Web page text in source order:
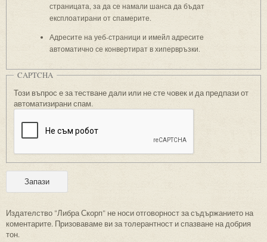
страницата, за да се намали шанса да бъдат
експлоатирани от спамерите.
Адресите на уеб-страници и имейл адресите
автоматично се конвертират в хипервръзки.
CAPTCHA
Този въпрос е за тестване дали или не сте човек и да предпази от
автоматизирани спам.
Издателство "Либра Скорп" не носи отговорност за съдържанието на
коментарите. Призоваваме ви за толерантност и спазване на добрия
тон.